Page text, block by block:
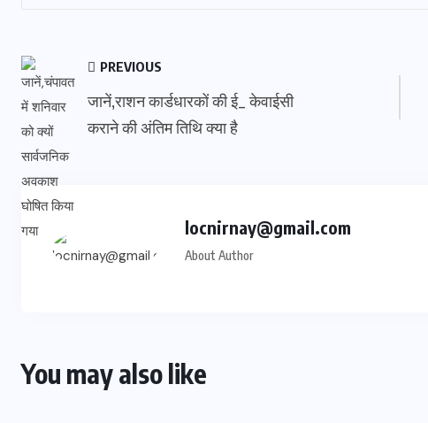
PREVIOUS
जानें,राशन कार्डधारकों की ई_ केवाईसी
कराने की अंतिम तिथि क्या है
locnirnay@gmail.com
About Author
You may also like